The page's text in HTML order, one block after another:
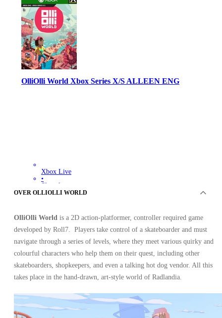
OlliOlli World Xbox Series X/S ALLEEN ENG
Xbox Live
•
Sleutel
•
29.99 EUR
-47%
OVER OLLIOLLI WORLD
OlliOlli World is a 2D action-platformer, controller required game
developed by Roll7. Players take control of a skateboarder and must
navigate through a series of levels, where they meet various quirky and
colourful characters who help them on their quest, including other
skateboarders, shopkeepers, and even a talking hot dog vendor. All this
takes place in the hand-drawn, art-style world of Radlandia.